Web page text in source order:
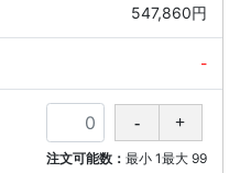
547,860円
-
注文可能数： 最小 1最大 99